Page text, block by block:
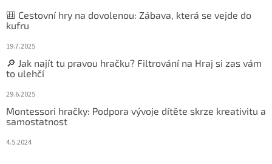
🎒 Cestovní hry na dovolenou: Zábava, která se vejde do
kufru
19.7.2025
🔎 Jak najít tu pravou hračku? Filtrování na Hraj si zas vám
to ulehčí
29.6.2025
Montessori hračky: Podpora vývoje dítěte skrze kreativitu a
samostatnost
4.5.2024